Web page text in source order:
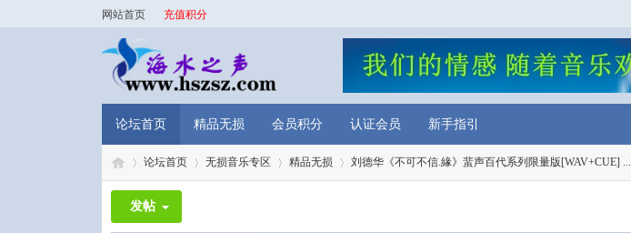
网站首页 充值积分
论坛首页 精品无损 会员积分 认证会员 新手指引
论坛首页 无损音乐专区 精品无损 刘德华《不可不信.緣》蜚声百代系列限量版[WAV+CUE] ...
发帖